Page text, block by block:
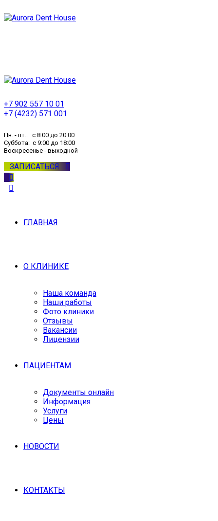
+7 902 557 10 01
+7 (4232) 571 001
Пн. - пт.: с 8:00 до 20:00
Суббота: с 9:00 до 18:00
Воскресенье - выходной
ЗАПИСАТЬСЯ
ГЛАВНАЯ
О КЛИНИКЕ
Наша команда
Наши работы
Фото клиники
Отзывы
Вакансии
Лицензии
ПАЦИЕНТАМ
Документы онлайн
Информация
Услуги
Цены
НОВОСТИ
КОНТАКТЫ